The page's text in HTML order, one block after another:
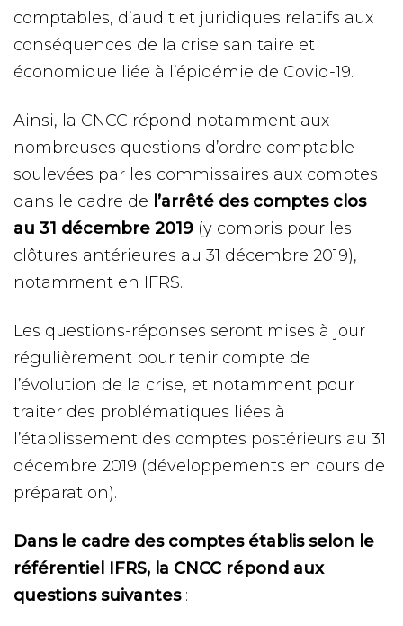
comptables, d’audit et juridiques relatifs aux
conséquences de la crise sanitaire et
économique liée à l’épidémie de Covid-19.
Ainsi, la CNCC répond notamment aux
nombreuses questions d’ordre comptable
soulevées par les commissaires aux comptes
dans le cadre de l’arrêté des comptes clos
au 31 décembre 2019 (y compris pour les
clôtures antérieures au 31 décembre 2019),
notamment en IFRS.
Les questions-réponses seront mises à jour
régulièrement pour tenir compte de
l’évolution de la crise, et notamment pour
traiter des problématiques liées à
l’établissement des comptes postérieurs au 31
décembre 2019 (développements en cours de
préparation).
Dans le cadre des comptes établis selon le
référentiel IFRS, la CNCC répond aux
questions suivantes: